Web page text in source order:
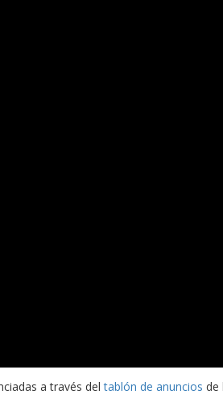
a través deltablón de anuncios de